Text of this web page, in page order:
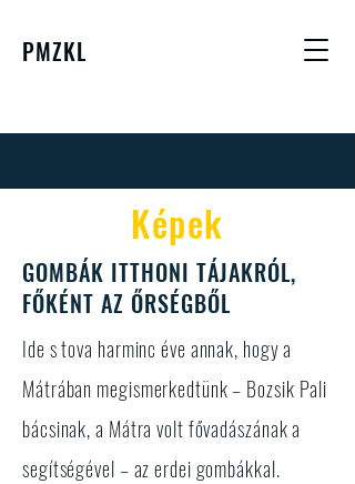
PMZKL
Képek
GOMBÁK ITTHONI TÁJAKRÓL,
FŐKÉNT AZ ŐRSÉGBŐL
Ide s tova harminc éve annak, hogy a
Mátrában megismerkedtünk – Bozsik Pali
bácsinak, a Mátra volt fővadászának a
segítségével – az erdei gombákkal.